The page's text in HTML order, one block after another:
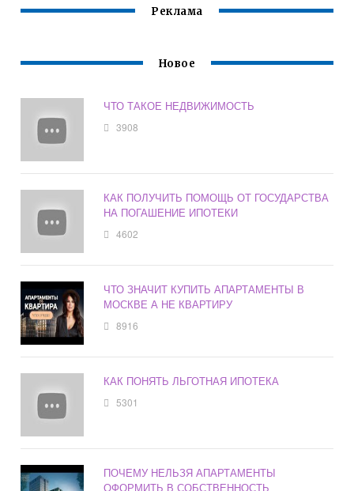
Реклама
Новое
ЧТО ТАКОЕ НЕДВИЖИМОСТЬ
3908
КАК ПОЛУЧИТЬ ПОМОЩЬ ОТ ГОСУДАРСТВА
НА ПОГАШЕНИЕ ИПОТЕКИ
4602
ЧТО ЗНАЧИТ КУПИТЬ АПАРТАМЕНТЫ В
МОСКВЕ А НЕ КВАРТИРУ
8916
КАК ПОНЯТЬ ЛЬГОТНАЯ ИПОТЕКА
5301
ПОЧЕМУ НЕЛЬЗЯ АПАРТАМЕНТЫ
ОФОРМИТЬ В СОБСТВЕННОСТЬ